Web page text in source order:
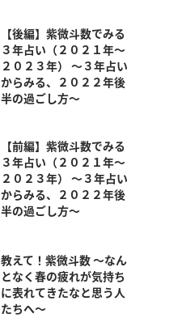
【後編】紫微斗数でみる
３年占い（２０２１年～
２０２３年） ～３年占い
からみる、２０２２年後
半の過ごし方～
【前編】紫微斗数でみる
３年占い（２０２１年～
２０２３年） ～３年占い
からみる、２０２２年後
半の過ごし方～
教えて！紫微斗数 ～なん
となく春の疲れが気持ち
に表れてきたなと思う人
たちへ～